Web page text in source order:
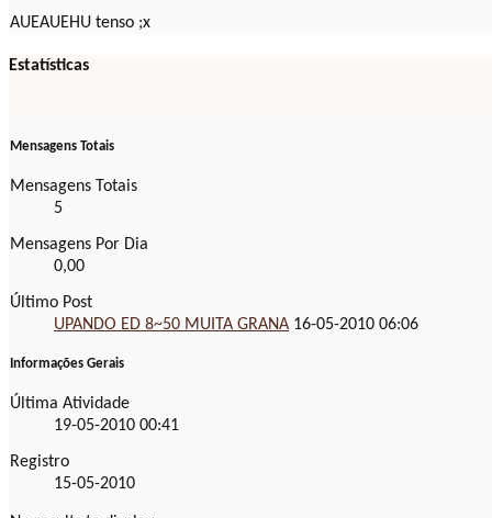
AUEAUEHU tenso ;x
Estatísticas
Mensagens Totais
Mensagens Totais
5
Mensagens Por Dia
0,00
Último Post
UPANDO ED 8~50 MUITA GRANA 16-05-2010 06:06
Informações Gerais
Última Atividade
19-05-2010 00:41
Registro
15-05-2010